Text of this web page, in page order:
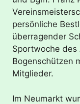
persönliche
überragender
Sportwoche des
Bogenschützen
Mitglieder.
Im Neumarkt